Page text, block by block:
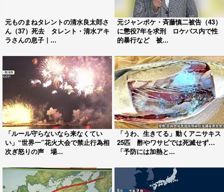
元ものまねタレントの清水良太郎さ
ん（37）死去 タレント・清水アキ
ラさんの息子｜...
元ジャンポケ・斉藤慎二被告（43）
に懲役7年を求刑 ロケバス内で性
的暴行など 被...
「ルール守らないなら来なくてい
い」“世界一”花火大会で禁止行為相
次ぎ怒りの声 場...
「うわ、生きてる」動くアニサキス
25匹 酢やワサビでは死滅せず…
「予防には加熱と...